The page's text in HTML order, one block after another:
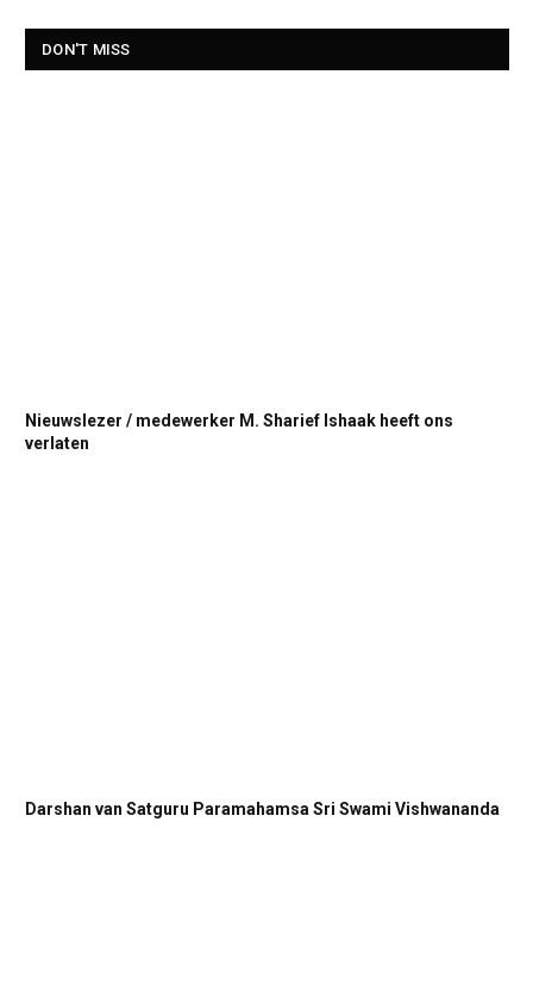
DON'T MISS
Nieuwslezer / medewerker M. Sharief Ishaak heeft ons
verlaten
Darshan van Satguru Paramahamsa Sri Swami Vishwananda